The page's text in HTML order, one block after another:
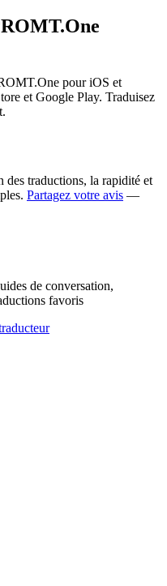
pour iOS et
et Google Play. Traduisez
des traductions, la rapidité et
Partagez votre avis —
de conversation,
favoris